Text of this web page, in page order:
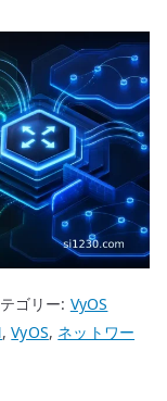
ゴリー: VyOS
,VyOS, ネットワー